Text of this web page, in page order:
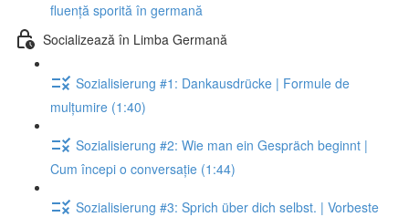
fluență sporită în germană
Socializează în Limba Germană
Sozialisierung #1: Dankausdrücke | Formule de
mulțumire (1:40)
Sozialisierung #2: Wie man ein Gespräch beginnt |
Cum începi o conversație (1:44)
Sozialisierung #3: Sprich über dich selbst. | Vorbeste